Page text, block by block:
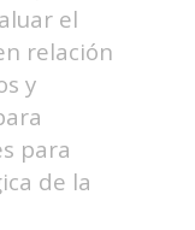
el
relación
y
para
de la